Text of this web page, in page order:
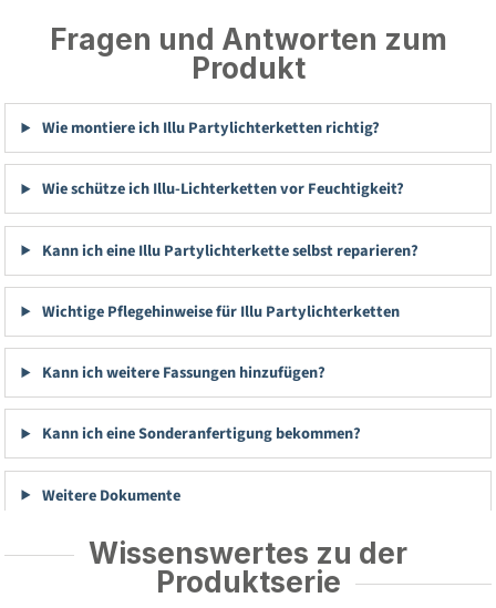
Fragen und Antworten zum
Produkt
Wie montiere ich Illu Partylichterketten richtig?
Wie schütze ich Illu-Lichterketten vor Feuchtigkeit?
Kann ich eine Illu Partylichterkette selbst reparieren?
Wichtige Pflegehinweise für Illu Partylichterketten
Kann ich weitere Fassungen hinzufügen?
Kann ich eine Sonderanfertigung bekommen?
Weitere Dokumente
Wissenswertes zu der
Produktserie